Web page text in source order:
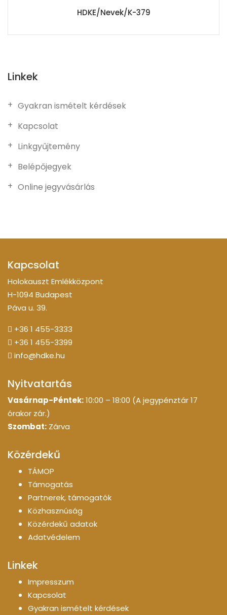
HDKE/Nevek/K-379
Linkek
Gyakran ismételt kérdések
Kapcsolat
Linkgyűjtemény
Belépőjegyek
Online jegyvásárlás
Kapcsolat
Holokauszt Emlékközpont
H-1094 Budapest
Páva u. 39.
+36 1 455-3333
+36 1 455-3399
info@hdke.hu
Nyitvatartás
Vasárnap-Péntek:10:00 – 18:00 (A jegypénztár 17
órakor zár.)
Szombat: Zárva
Közérdekű
TÁMOP
Támogatás
Partnerek, támogatók
Közhasznúság
Közérdekű adatok
Adatvédelem
Linkek
Impresszum
Kapcsolat
Gyakran ismételt kérdések